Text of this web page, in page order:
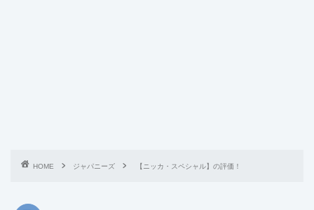
HOME ジャパニーズ 【ニッカ・スペシャル】の評価！